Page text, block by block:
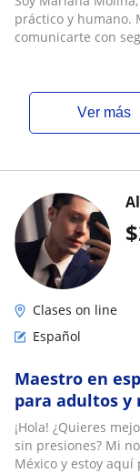
práctico y humano.
comunicarte con
ver más
$
Clases on line
Español
Maestro en
para adultos y
¡Hola! ¿Quieres
sin presiones? Mi
México y estoy aquí